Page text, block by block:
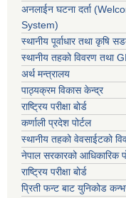
अनलाईन घटना दर्ता
System)
स्थानीय पूर्वाधार तथा कृषि
स्थानीय तहको विवरण तथा
अर्थ मन्त्रालय
पाठ्यक्रम विकास केन्द्र
राष्ट्रिय परीक्षा बोर्ड
कर्णाली प्रदेश पोर्टल
स्थानीय तहको वेवसाईटको
नेपाल सरकारको आधिकारिक
राष्ट्रिय परीक्षा बोर्ड
प्रिती फन्ट बाट युनिकोड